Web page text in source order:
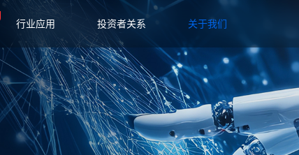
行业应用 投资者关系 关于我们